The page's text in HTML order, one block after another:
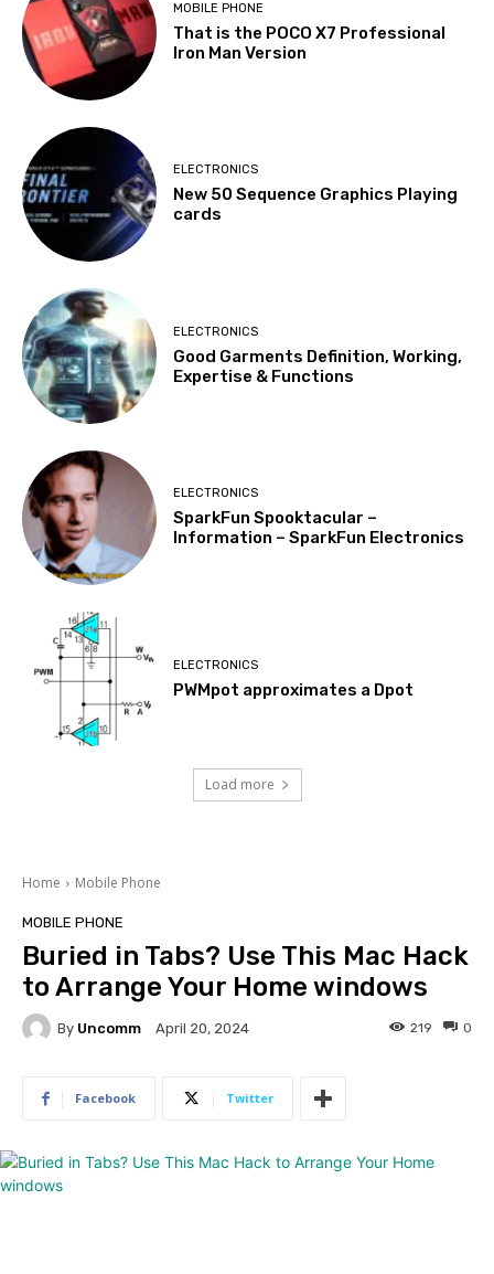
MOBILE PHONE
That is the POCO X7 Professional
Iron Man Version
ELECTRONICS
New 50 Sequence Graphics Playing
cards
ELECTRONICS
Good Garments Definition, Working,
Expertise & Functions
ELECTRONICS
SparkFun Spooktacular –
Information – SparkFun Electronics
ELECTRONICS
PWMpot approximates a Dpot
Load more